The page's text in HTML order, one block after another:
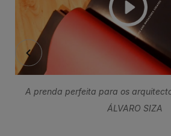
A prenda perfeita para os
ÁLVARO SIZA